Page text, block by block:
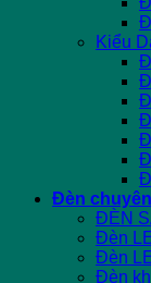
Kiểu
Đèn
ĐÈN
Đèn
Đèn
Đèn